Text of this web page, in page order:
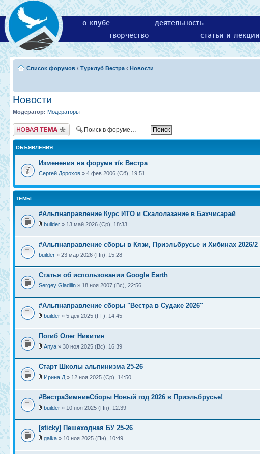
о клубе деятельность
творчество
статьи и лекции
Список форумов ‹ Турклуб Вестра ‹ Новости
Новости
Модератор: Модераторы
Новая тема
ОБЪЯВЛЕНИЯ
Изменения на форуме т/к Вестра
Сергей Дорохов » 4 фев 2006 (Сб), 19:51
ТЕМЫ
#Альпнаправление Курс ИТО и Скалолазание в Бахчисарай
builder » 13 май 2026 (Ср), 18:33
#Альпнаправление сборы в Кязи, Приэльбрусье и Хибинах 2026/2
builder » 23 мар 2026 (Пн), 15:28
Статья об использовании Google Earth
Sergey Gladilin » 18 ноя 2007 (Вс), 22:56
#Альпнаправление сборы "Вестра в Судаке 2026"
builder » 5 дек 2025 (Пт), 14:45
Погиб Олег Никитин
Anya » 30 ноя 2025 (Вс), 16:39
Старт Школы альпинизма 25-26
Ирина Д » 12 ноя 2025 (Ср), 14:50
#ВестраЗимниеСборы Новый год 2026 в Приэльбрусье!
builder » 10 ноя 2025 (Пн), 12:39
[sticky] Пешеходная БУ 25-26
galka » 10 ноя 2025 (Пн), 10:49